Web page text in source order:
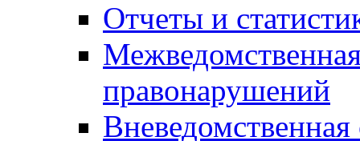
Отчеты и
правонарушений
Вневедомственная